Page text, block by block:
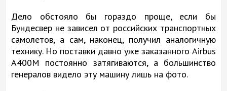
Дело обстояло бы гораздо проще, если бы
Бундесвер не зависел от российских транспортных
самолетов, а сам, наконец, получил аналогичную
технику. Но поставки давно уже заказанного Airbus
A400М постоянно затягиваются, а большинство
генералов видело эту машину лишь на фото.